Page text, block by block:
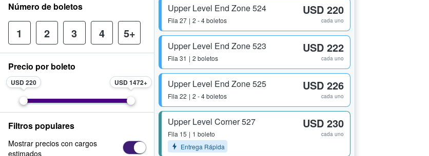
Upper Level End Zone 524
Fila 27 2 - 4 boletos
USD 220
cada uno
Upper Level End Zone 523
Fila 31 2 boletos
USD 222
cada uno
Upper Level End Zone 525
Fila 22 2 - 4 boletos
USD 226
cada uno
Upper Level Corner 527
Fila 15
1 boleto
Entrega Rápida
USD 230
cada uno
Número de boletos
1 2 3 4 5+
Precio por boleto
USD 220 USD 1472
Filtros populares
Mostrar precios con cargos
estimados